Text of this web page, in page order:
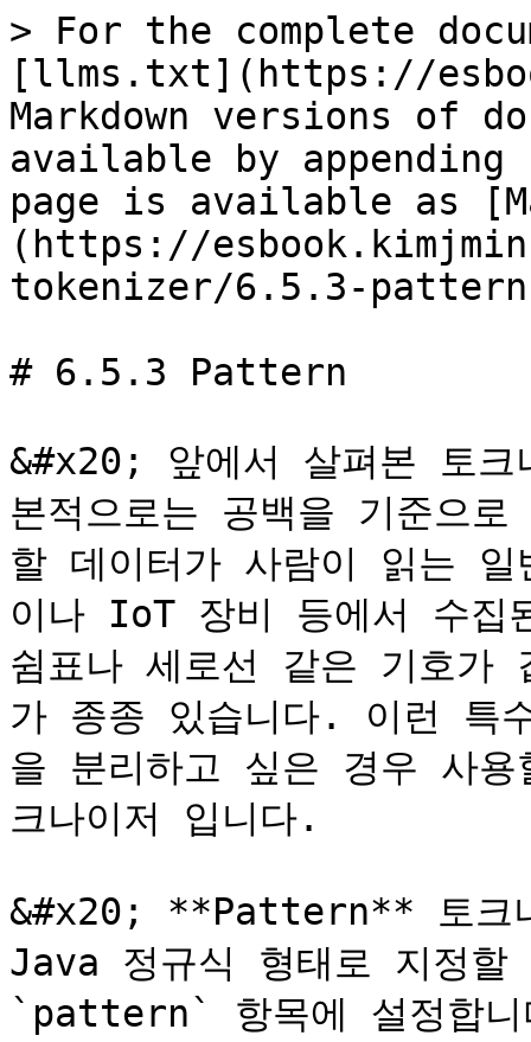
> For the complete
[llms.txt](https://
Markdown versions of
available by
page is available as
(https://
tokenizer/6.5.3-
# 6.5.3 Pattern
&#x20; 앞에서 살펴본 토크
본적으로는 공백을 기준으
할 데이터가 사람이 읽는
이나 IoT 장비 등에서 수집
쉼표나 세로선 같은 기호가
가 종종 있습니다. 이런 특
을 분리하고 싶은 경우 사
크나이저 입니다.
&#x20; **Pattern** 토크
Java 정규식 형태로 지정
`pattern` 항목에 설정합니